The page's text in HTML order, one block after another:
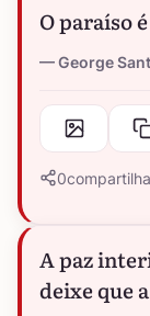
O paraíso
George
0
A paz
deixe que